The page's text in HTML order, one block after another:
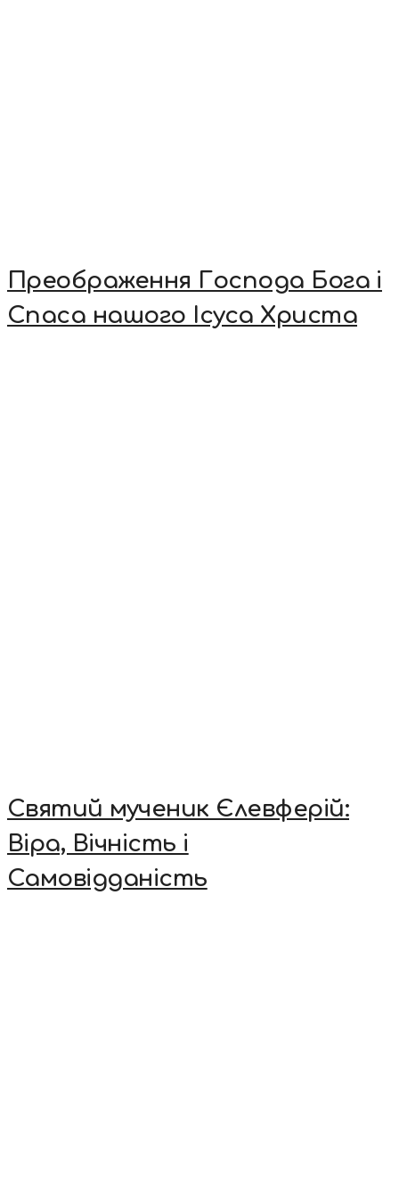
Преображення Господа Бога і
Спаса нашого Ісуса Христа
Святий мученик Єлевферій:
Віра, Вічність і
Самовідданість